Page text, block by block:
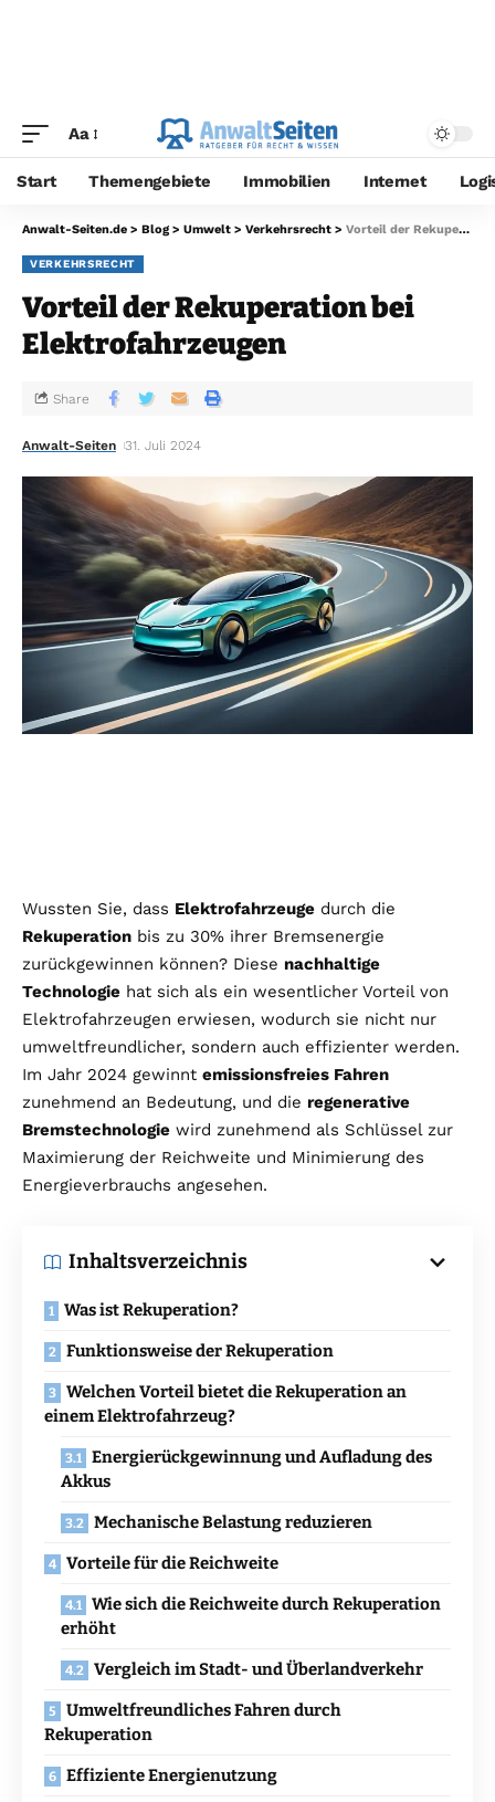
Aa
Start Themengebiete Immobilien Internet
Anwalt-Seiten.de > Blog > Umwelt > Verkehrsrecht > Vorteil der Rekuperation bei Elektrofahrzeugen
VERKEHRSRECHT
Vorteil der Rekuperation bei
Elektrofahrzeugen
Anwalt-Seiten 31. Juli 2024
Share
Wussten Sie, dass Elektrofahrzeuge durch die
Rekuperation bis zu 30% ihrer Bremsenergie
zurückgewinnen können? Diese nachhaltige
Technologie hat sich als ein wesentlicher Vorteil von
Elektrofahrzeugen erwiesen, wodurch sie nicht nur
umweltfreundlicher, sondern auch effizienter werden.
Im Jahr 2024 gewinnt emissionsfreies Fahren
zunehmend an Bedeutung, und die regenerative
Bremstechnologie wird zunehmend als Schlüssel zur
Maximierung der Reichweite und Minimierung des
Energieverbrauchs angesehen.
Inhaltsverzeichnis
Was ist Rekuperation?
Funktionsweise der Rekuperation
Welchen Vorteil bietet die Rekuperation an
einem Elektrofahrzeug?
Energierückgewinnung und Aufladung des
Akkus
Mechanische Belastung reduzieren
Vorteile für die Reichweite
Wie sich die Reichweite durch Rekuperation
erhöht
Vergleich im Stadt- und Überlandverkehr
Umweltfreundliches Fahren durch
Rekuperation
Effiziente Energienutzung